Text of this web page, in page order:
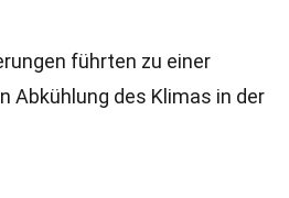
führten zu einer
Abkühlung des Klimas in der